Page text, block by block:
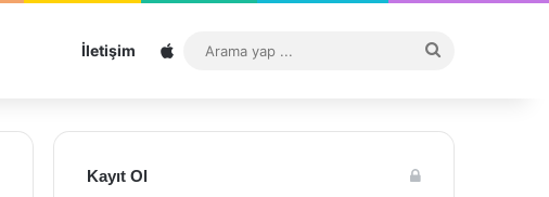
İletişim Sitemap
...
Kayıt Ol